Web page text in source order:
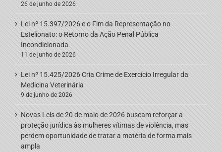
26 de junho de 2026
Lei nº 15.397/2026 e o Fim da Representação no
Estelionato: o Retorno da Ação Penal Pública
Incondicionada
11 de junho de 2026
Lei nº 15.425/2026 Cria Crime de Exercício Irregular da
Medicina Veterinária
9 de junho de 2026
Novas Leis de 20 de maio de 2026 buscam reforçar a
proteção jurídica às mulheres vítimas de violência, mas
perdem oportunidade de tratar a matéria de forma mais
ampla